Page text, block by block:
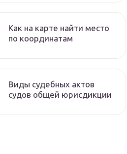
Как на карте найти место
по координатам
Виды судебных актов
судов общей юрисдикции